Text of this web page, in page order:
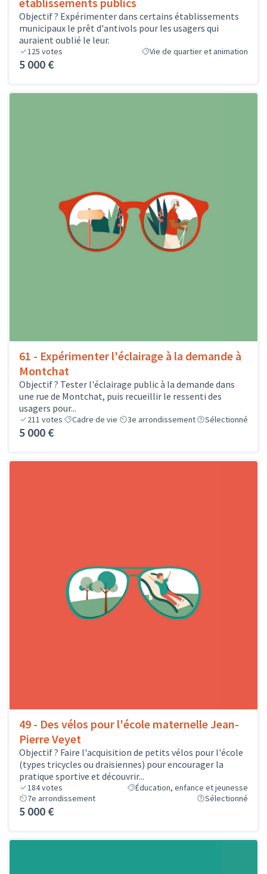
Objectif ? Expérimenter dans certains établissements
municipaux le prêt d'antivols pour les usagers qui
auraient oublié le leur.
125 votes Vie de quartier et animation
5 000 €
61 - Expérimenter l'éclairage à la demande à
Montchat
Objectif ? Tester l'éclairage public à la demande dans
une rue de Montchat, puis recueillir le ressenti des
usagers pour...
211 votes Cadre de vie 3e arrondissement Sélectionné
5 000 €
49 - Des vélos pour l'école maternelle Jean-
Pierre Veyet
Objectif ? Faire l'acquisition de petits vélos pour l'école
(types tricycles ou draisiennes) pour encourager la
pratique sportive et découvrir...
184votes
Éducation, enfance et jeunesse
7e arrondissement
Sélectionné
5 000 €